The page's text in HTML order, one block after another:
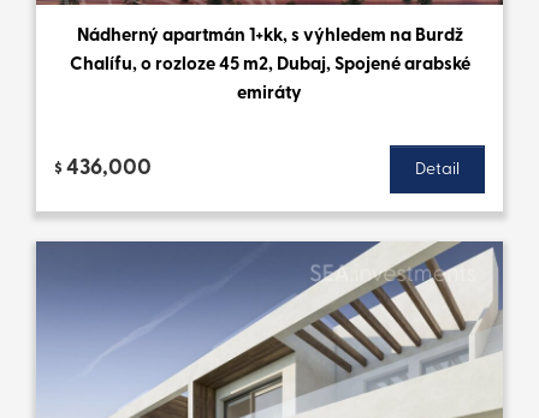
Nádherný apartmán 1+kk, s výhledem na Burdž
Chalífu, o rozloze 45 m2, Dubaj, Spojené arabské
emiráty
$ 436,000 Detail